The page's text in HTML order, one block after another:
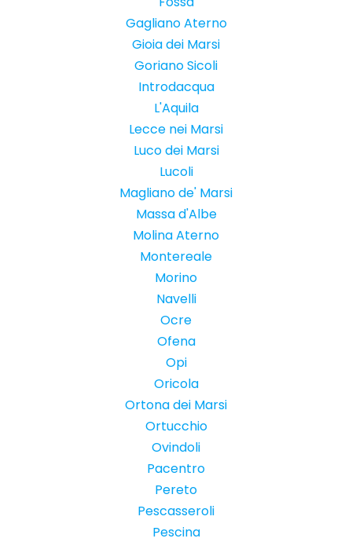
Gagliano Aterno
Gioia dei Marsi
Goriano Sicoli
Introdacqua
L'Aquila
Lecce nei Marsi
Luco dei Marsi
Lucoli
Magliano de' Marsi
Massa d'Albe
Molina Aterno
Montereale
Morino
Navelli
Ocre
Ofena
Opi
Oricola
Ortona dei Marsi
Ortucchio
Ovindoli
Pacentro
Pereto
Pescasseroli
Pescina